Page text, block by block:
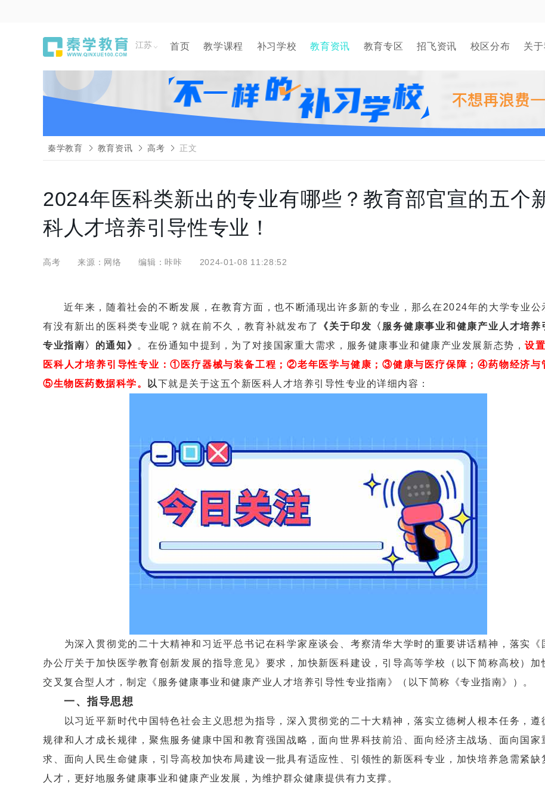
江苏 首页 教学课程 补习学校 教育资讯 教育专区 招飞资讯 校区分布 关
秦学教育 教育资讯 高考 正文
2024年医科类新出的专业有哪些？教育部官宣的五个
科人才培养引导性专业！
高考 来源：网络 编辑：咔咔 2024-01-08 11:28:52
近年来，随着社会的不断发展，在教育方面，也不断涌现出许多新的专业，那么在2024年的大学专业公
有没有新出的医科类专业呢？就在前不久，教育补就发布了
《关于印发〈服务健康事业和健康产业人才培养
专业指南〉的通知》
。在份通知中提到，为了对接国家重大需求，服务健康事业和健康产业发展新态势，设
医科人才培养引导性专业：①医疗器械与装备工程；②老年医学与健康；③健康与医疗保障；④药物经济与
⑤生物医药数据科学。
以下就是关于这五个新医科人才培养引导性专业的详细内容：
为深入贯彻党的二十大精神和习近平总书记在科学家座谈会、考察清华大学时的重要讲话精神，落实《
办公厅关于加快医学教育创新发展的指导意见》要求，加快新医科建设，引导高等学校（以下简称高校）加
交叉复合型人才，制定《服务健康事业和健康产业人才培养引导性专业指南》（以下简称《专业指南》）。
一、指导思想
以习近平新时代中国特色社会主义思想为指导，深入贯彻党的二十大精神，落实立德树人根本任务，遵
规律和人才成长规律，聚焦服务健康中国和教育强国战略，面向世界科技前沿、面向经济主战场、面向国家
求、面向人民生命健康，引导高校加快布局建设一批具有适应性、引领性的新医科专业，加快培养急需紧缺
人才，更好地服务健康事业和健康产业发展，为维护群众健康提供有力支撑。